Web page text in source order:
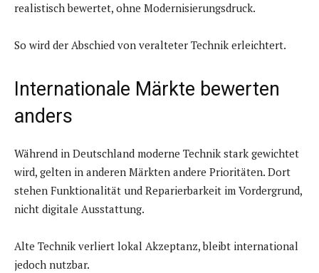
realistisch bewertet, ohne Modernisierungsdruck.
So wird der Abschied von veralteter Technik erleichtert.
Internationale Märkte bewerten
anders
Während in Deutschland moderne Technik stark gewichtet
wird, gelten in anderen Märkten andere Prioritäten. Dort
stehen Funktionalität und Reparierbarkeit im Vordergrund,
nicht digitale Ausstattung.
Alte Technik verliert lokal Akzeptanz, bleibt international
jedoch nutzbar.